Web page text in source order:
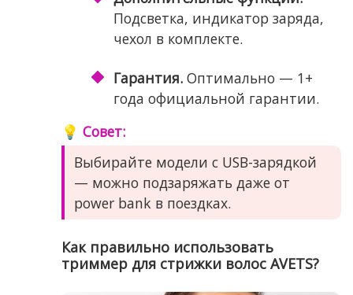
Подсветка, индикатор заряда,
чехол в комплекте.
Гарантия.Оптимально — 1+
года официальной гарантии.
💡 Совет:
Выбирайте модели с USB-зарядкой
— можно подзаряжать даже от
power bank в поездках.
Как правильно использовать
триммер для стрижки волос AVETS?